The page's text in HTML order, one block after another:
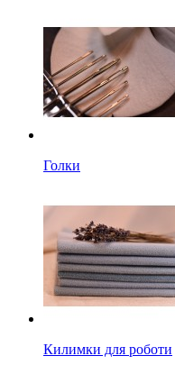
Голки
Килимки для роботи